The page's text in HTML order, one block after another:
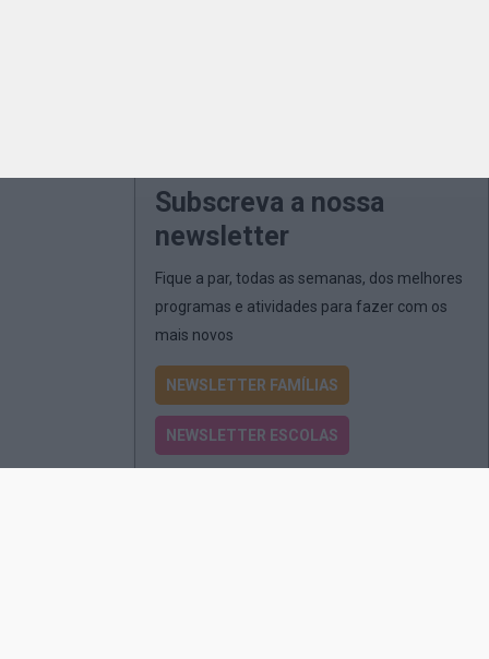
Subscreva a nossa
newsletter
Fique a par, todas as semanas, dos melhores
programas e atividades para fazer com os
mais novos
NEWSLETTER FAMÍLIAS
NEWSLETTER ESCOLAS